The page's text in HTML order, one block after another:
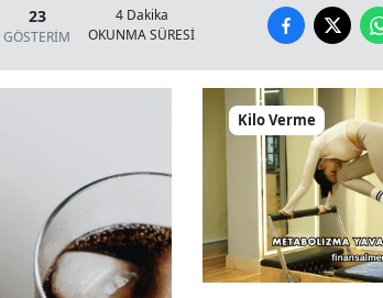
23
GÖSTERİM
4 Dakika
OKUNMA SÜRESİ
Kilo Verme